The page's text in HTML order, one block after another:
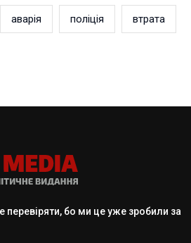
аварія поліція втрата
перевіряти, бо ми це уже зробили за